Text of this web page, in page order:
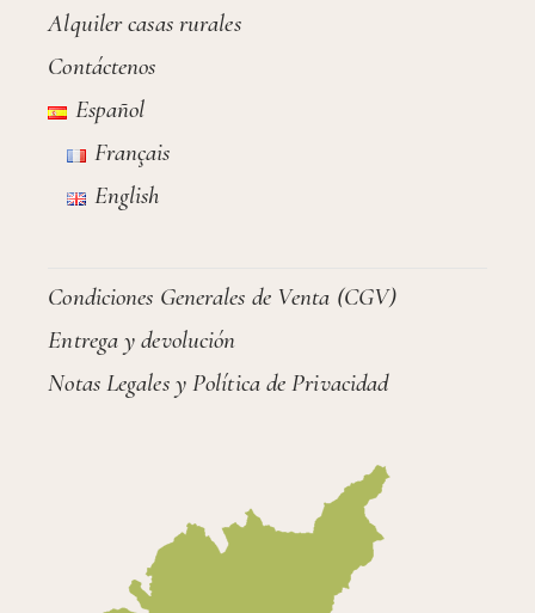
Alquiler casas rurales
Contáctenos
Español
Français
English
Condiciones Generales de Venta (CGV)
Entrega y devolución
Notas Legales y Política de Privacidad